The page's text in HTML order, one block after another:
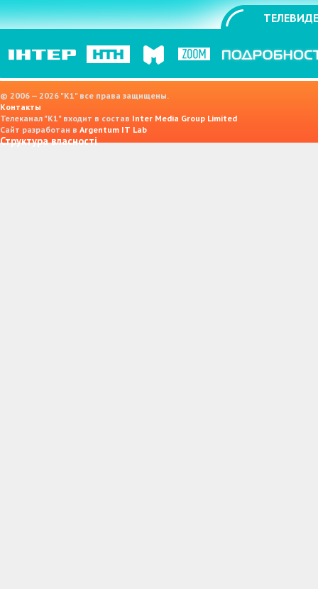
© 2006 — 2026 "K1" все права защищены.
Контакты
Телеканал "К1" входит в состав Inter Media Group Limited
Сайт разработан в Argentum IT Lab
Структура власності